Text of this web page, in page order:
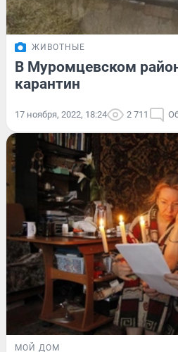
ЖИВОТНЫЕ
В Муромцевском
карантин
17 ноября, 2022, 18:24 2 711
МОЙ ДОМ